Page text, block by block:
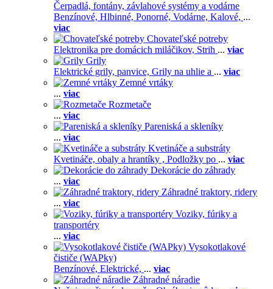
Čerpadlá, fontány, závlahové systémy a vodárne
Benzínové, Hlbinné, Ponorné, Vodárne, Kalové, ...
viac
Chovateľské potreby
Elektronika pre domácich miláčikov, Strih ... viac
Grily
Elektrické grily, panvice, Grily na uhlie a ... viac
Zemné vrtáky
... viac
Rozmetače
... viac
Pareniská a skleníky
... viac
Kvetináče a substráty
Kvetináče, obaly a hrantíky , Podložky po ... viac
Dekorácie do záhrady
... viac
Záhradné traktory, ridery
... viac
Voziky, fúriky a
transportéry
... viac
Vysokotlakové
čističe (WAPky)
Benzínové, Elektrické, ... viac
Záhradné náradie